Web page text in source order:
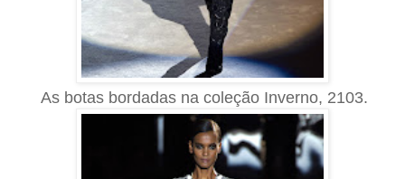
As botas bordadas na coleção Inverno, 2103.